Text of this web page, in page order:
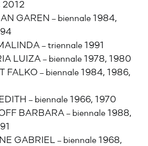
2012
GAREN – biennale 1984,
– triennale 1991
LUIZA – biennale 1978, 1980
FALKO – biennale 1984, 1986,
– biennale 1966, 1970
BARBARA – biennale 1988,
GABRIEL – biennale 1968,